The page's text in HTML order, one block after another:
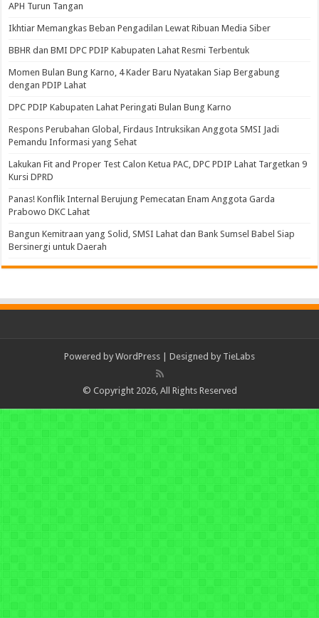
APH Turun Tangan
Ikhtiar Memangkas Beban Pengadilan Lewat Ribuan Media Siber
BBHR dan BMI DPC PDIP Kabupaten Lahat Resmi Terbentuk
Momen Bulan Bung Karno, 4 Kader Baru Nyatakan Siap Bergabung
dengan PDIP Lahat
DPC PDIP Kabupaten Lahat Peringati Bulan Bung Karno
Respons Perubahan Global, Firdaus Intruksikan Anggota SMSI Jadi
Pemandu Informasi yang Sehat
Lakukan Fit and Proper Test Calon Ketua PAC, DPC PDIP Lahat Targetkan 9
Kursi DPRD
Panas! Konflik Internal Berujung Pemecatan Enam Anggota Garda
Prabowo DKC Lahat
Bangun Kemitraan yang Solid, SMSI Lahat dan Bank Sumsel Babel Siap
Bersinergi untuk Daerah
Powered by WordPress | Designed by TieLabs
© Copyright 2026, All Rights Reserved